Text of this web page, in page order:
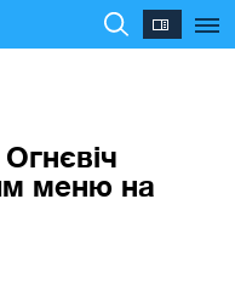
меню на